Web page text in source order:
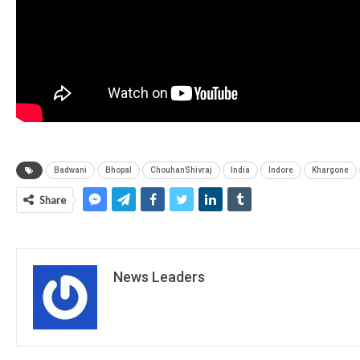
Badwani Bhopal ChouhanShivraj India Indore Khargone
Share
News Leaders